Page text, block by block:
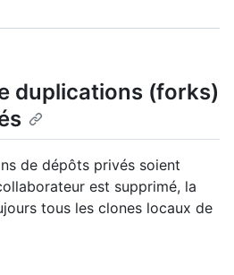
duplications (forks)
de dépôts privés soient
est supprimé, la
tous les clones locaux de